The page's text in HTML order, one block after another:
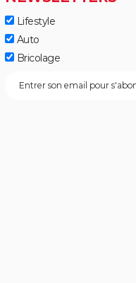
Lifestyle
Auto
Bricolage